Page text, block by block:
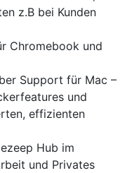
z.B bei Kunden
Chromebook und
Support für Mac –
und
effizienten
Hub im
und Privates